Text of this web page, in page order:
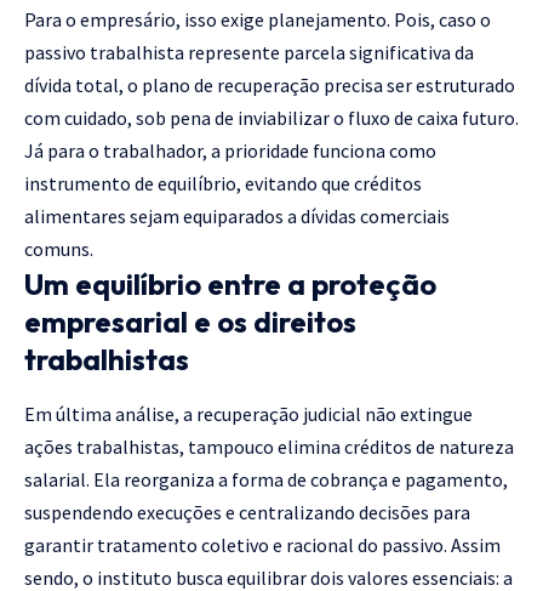
Para o empresário, isso exige planejamento. Pois, caso o
passivo trabalhista represente parcela significativa da
dívida total, o plano de recuperação precisa ser estruturado
com cuidado, sob pena de inviabilizar o fluxo de caixa futuro.
Já para o trabalhador, a prioridade funciona como
instrumento de equilíbrio, evitando que créditos
alimentares sejam equiparados a dívidas comerciais
comuns.
Um equilíbrio entre a proteção
empresarial e os direitos
trabalhistas
Em última análise, a recuperação judicial não extingue
ações trabalhistas, tampouco elimina créditos de natureza
salarial. Ela reorganiza a forma de cobrança e pagamento,
suspendendo execuções e centralizando decisões para
garantir tratamento coletivo e racional do passivo. Assim
sendo, o instituto busca equilibrar dois valores essenciais: a